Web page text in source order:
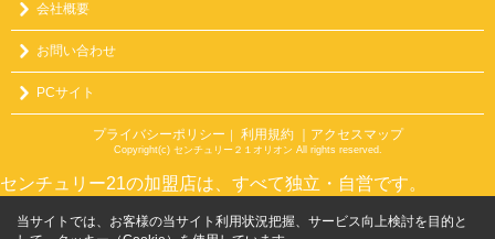
会社概要
お問い合わせ
PCサイト
プライバシーポリシー 利用規約 ｜アクセスマップ
Copyright(c) センチュリー２１オリオン All rights reserved.
センチュリー21の加盟店は、すべて独立・自営です。
当サイトでは、お客様の当サイト利用状況把握、サービス向上検討を目的と